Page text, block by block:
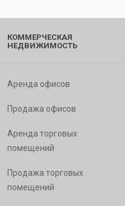
КОММЕРЧЕСКАЯ
НЕДВИЖИМОСТЬ
Аренда офисов
Продажа офисов
Аренда торговых
помещений
Продажа торговых
помещений